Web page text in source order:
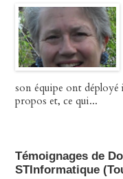
son équipe ont déployé
propos et, ce qui...
Témoignages de
STInformatique